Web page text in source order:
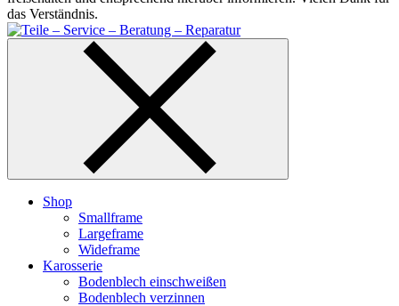
das Verständnis.
Shop
Smallframe
Largeframe
Wideframe
Karosserie
Bodenblech einschweißen
Bodenblech verzinnen